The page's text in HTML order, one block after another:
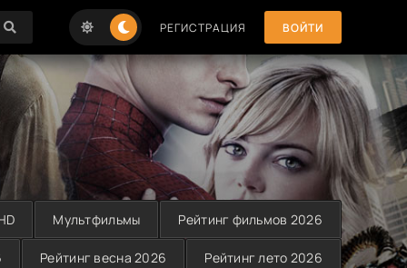
РЕГИСТРАЦИЯ ВОЙТИ
Мультфильмы Рейтинг фильмов 2026
Рейтинг весна 2026 Рейтинг лето 2026